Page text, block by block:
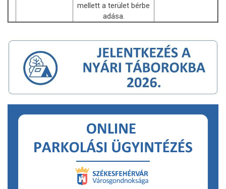
mellett a terület bérbe
adása.